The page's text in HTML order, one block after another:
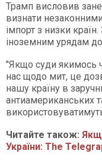
Трамп висловив
визнати
імпорт з низки
іноземним урядам
"Якщо суди якимось
нас щодо мит, це
нашу країну в
антиамериканських
Читайте також:
України: The